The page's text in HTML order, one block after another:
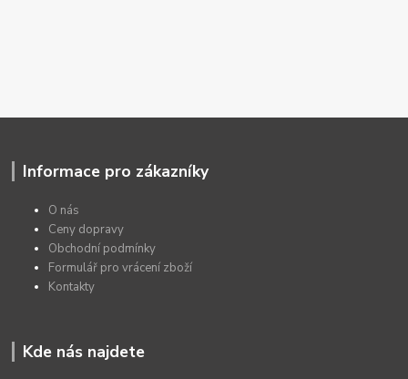
Informace pro zákazníky
O nás
Ceny dopravy
Obchodní podmínky
Formulář pro vrácení zboží
Kontakty
Kde nás najdete